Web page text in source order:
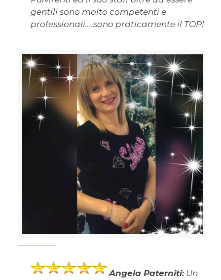
gentili sono molto competenti e
professionali....sono praticamente il TOP!
Angela Paterniti: Un